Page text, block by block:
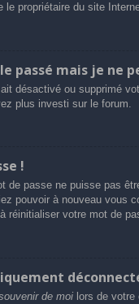
propriétaire du site
passé mais je ne
ait désactivé ou supprimé
plus investi sur le forum.
!
de passe ne puisse pas
pouvoir à nouveau vous
réinitialiser votre mot de
de moi lors de